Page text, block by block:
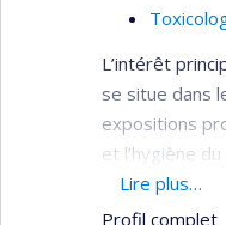
L’intérêt
se situe dans
expositions
et l’hygiène
actuellement
emploi-
Lire plus…
Profil complet